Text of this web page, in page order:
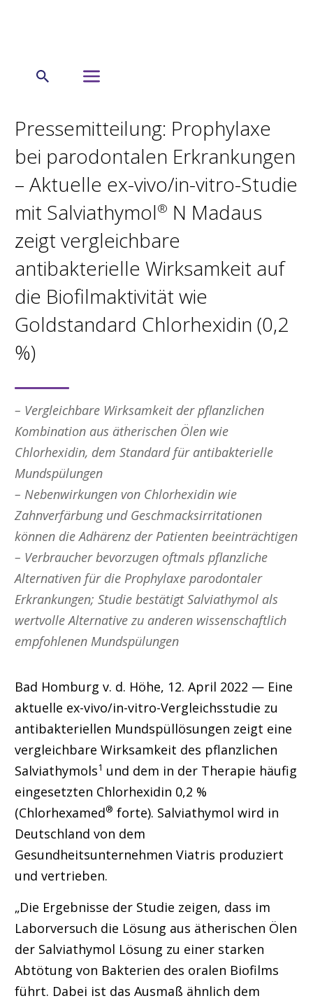
← Startseite Presseinformation
Pressemitteilung: Prophylaxe
bei parodontalen Erkrankungen
– Aktuelle ex-vivo/in-vitro-Studie
mit Salviathymol® N Madaus
zeigt vergleichbare
antibakterielle Wirksamkeit auf
die Biofilmaktivität wie
Goldstandard Chlorhexidin (0,2
%)
– Vergleichbare Wirksamkeit der pflanzlichen
Kombination aus ätherischen Ölen wie
Chlorhexidin, dem Standard für antibakterielle
Mundspülungen
– Nebenwirkungen von Chlorhexidin wie
Zahnverfärbung und Geschmacksirritationen
können die Adhärenz der Patienten beeinträchtigen
– Verbraucher bevorzugen oftmals pflanzliche
Alternativen für die Prophylaxe parodontaler
Erkrankungen; Studie bestätigt Salviathymol als
wertvolle Alternative zu anderen wissenschaftlich
empfohlenen Mundspülungen
Bad Homburg v. d. Höhe, 12. April 2022 — Eine
aktuelle ex-vivo/in-vitro-Vergleichsstudie zu
antibakteriellen Mundspüllösungen zeigt eine
vergleichbare Wirksamkeit des pflanzlichen
Salviathymols1 und dem in der Therapie häufig
eingesetzten Chlorhexidin 0,2 %
(Chlorhexamed® forte). Salviathymol wird in
Deutschland von dem
Gesundheitsunternehmen Viatris produziert
und vertrieben.
„Die Ergebnisse der Studie zeigen, dass im
Laborversuch die Lösung aus ätherischen Ölen
der Salviathymol Lösung zu einer starken
Abtötung von Bakterien des oralen Biofilms
führt. Dabei ist das Ausmaß ähnlich dem